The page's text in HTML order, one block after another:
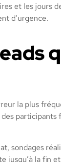
et les jours
d’urgence.
la plus
sondages
la fin